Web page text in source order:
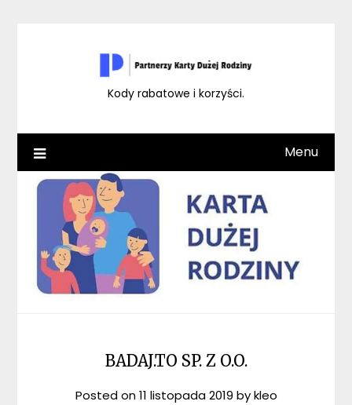
Kody rabatowe i korzyści.
Menu
BADAJ.TO SP. Z O.O.
Posted on11 listopada 2019 bykleo